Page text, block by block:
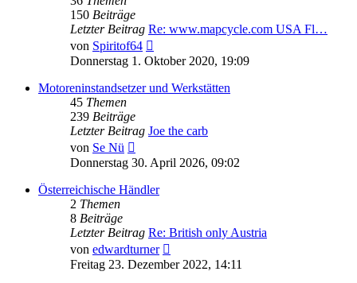
150 Beiträge
Letzter Beitrag Re: www.mapcycle.com USA Fl…
von Spiritof64
Beitrag
Donnerstag 1. Oktober 2020, 19:09
Motoreninstandsetzer und Werkstätten
45 Themen
239 Beiträge
Letzter Beitrag Joe the carb
von Se Nü
Beitrag
Donnerstag 30. April 2026, 09:02
Österreichische Händler
2 Themen
8 Beiträge
Letzter Beitrag Re: British only Austria
von edwardturner
Beitrag
Freitag 23. Dezember 2022, 14:11